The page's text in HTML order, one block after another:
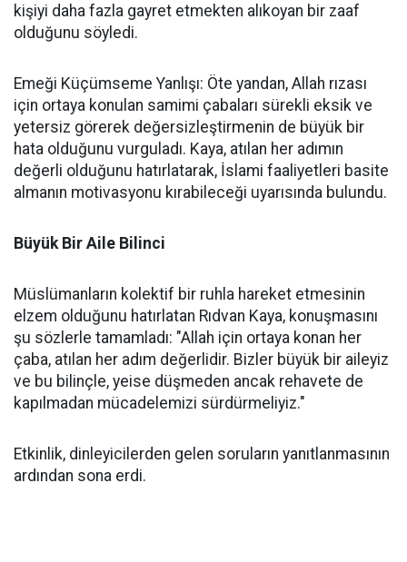
kişiyi daha fazla gayret etmekten alıkoyan bir zaaf
olduğunu söyledi.
Emeği Küçümseme Yanlışı: Öte yandan, Allah rızası
için ortaya konulan samimi çabaları sürekli eksik ve
yetersiz görerek değersizleştirmenin de büyük bir
hata olduğunu vurguladı. Kaya, atılan her adımın
değerli olduğunu hatırlatarak, İslami faaliyetleri basite
almanın motivasyonu kırabileceği uyarısında bulundu.
Büyük Bir Aile Bilinci
Müslümanların kolektif bir ruhla hareket etmesinin
elzem olduğunu hatırlatan Rıdvan Kaya, konuşmasını
şu sözlerle tamamladı: "Allah için ortaya konan her
çaba, atılan her adım değerlidir. Bizler büyük bir aileyiz
ve bu bilinçle, yeise düşmeden ancak rehavete de
kapılmadan mücadelemizi sürdürmeliyiz."
Etkinlik, dinleyicilerden gelen soruların yanıtlanmasının
ardından sona erdi.